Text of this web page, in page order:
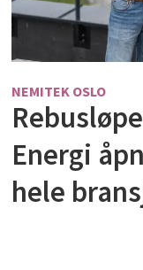
NEMITEK OSLO
Energi
hele